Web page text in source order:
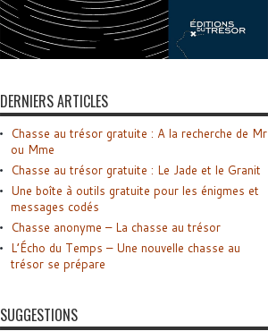
DERNIERS ARTICLES
Chasse au trésor gratuite : A la recherche de Mr
ou Mme
Chasse au trésor gratuite : Le Jade et le Granit
Une boîte à outils gratuite pour les énigmes et
messages codés
Chasse anonyme – La chasse au trésor
L’Écho du Temps – Une nouvelle chasse au
trésor se prépare
SUGGESTIONS